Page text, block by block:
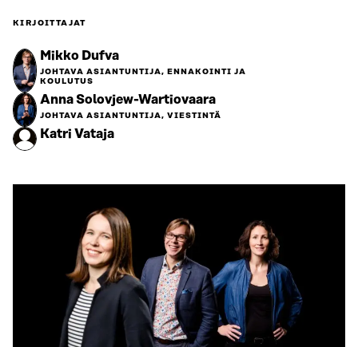
KIRJOITTAJAT
Mikko Dufva
JOHTAVA ASIANTUNTIJA, ENNAKOINTI JA
KOULUTUS
Anna Solovjew-Wartiovaara
JOHTAVA ASIANTUNTIJA, VIESTINTÄ
Katri Vataja